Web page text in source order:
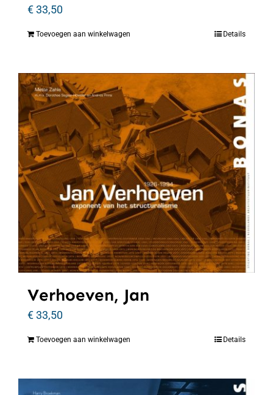
€33,50
Toevoegen aan winkelwagen Details
Verhoeven, Jan
€33,50
Toevoegen aan winkelwagen Details